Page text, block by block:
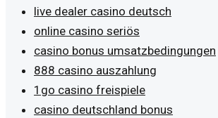
live dealer casino deutsch
online casino seriös
casino bonus umsatzbedingungen
888 casino auszahlung
1go casino freispiele
casino deutschland bonus